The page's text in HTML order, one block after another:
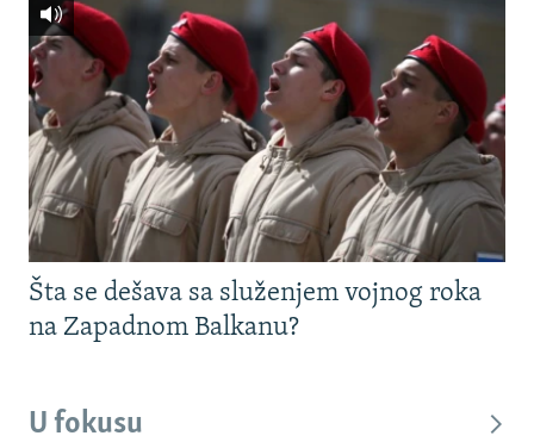
Šta se dešava sa služenjem vojnog roka
na Zapadnom Balkanu?
U fokusu